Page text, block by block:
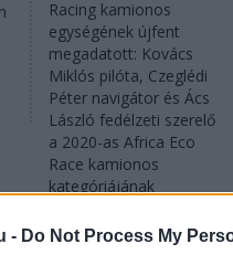
- Do Not Process My
Racing kamionos
egységének újfent
megadatott: Kovács
Miklós pilóta, Czeglédi
Péter navigátor és Ács
László fedélzeti szerelő
a 2020-as Africa Eco
Race kamionos
kategóriájának
élhette át a semmi
máshoz nem fogható